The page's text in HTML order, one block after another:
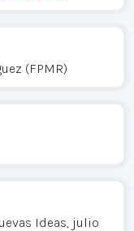
(FPMR)
Ideas, julio